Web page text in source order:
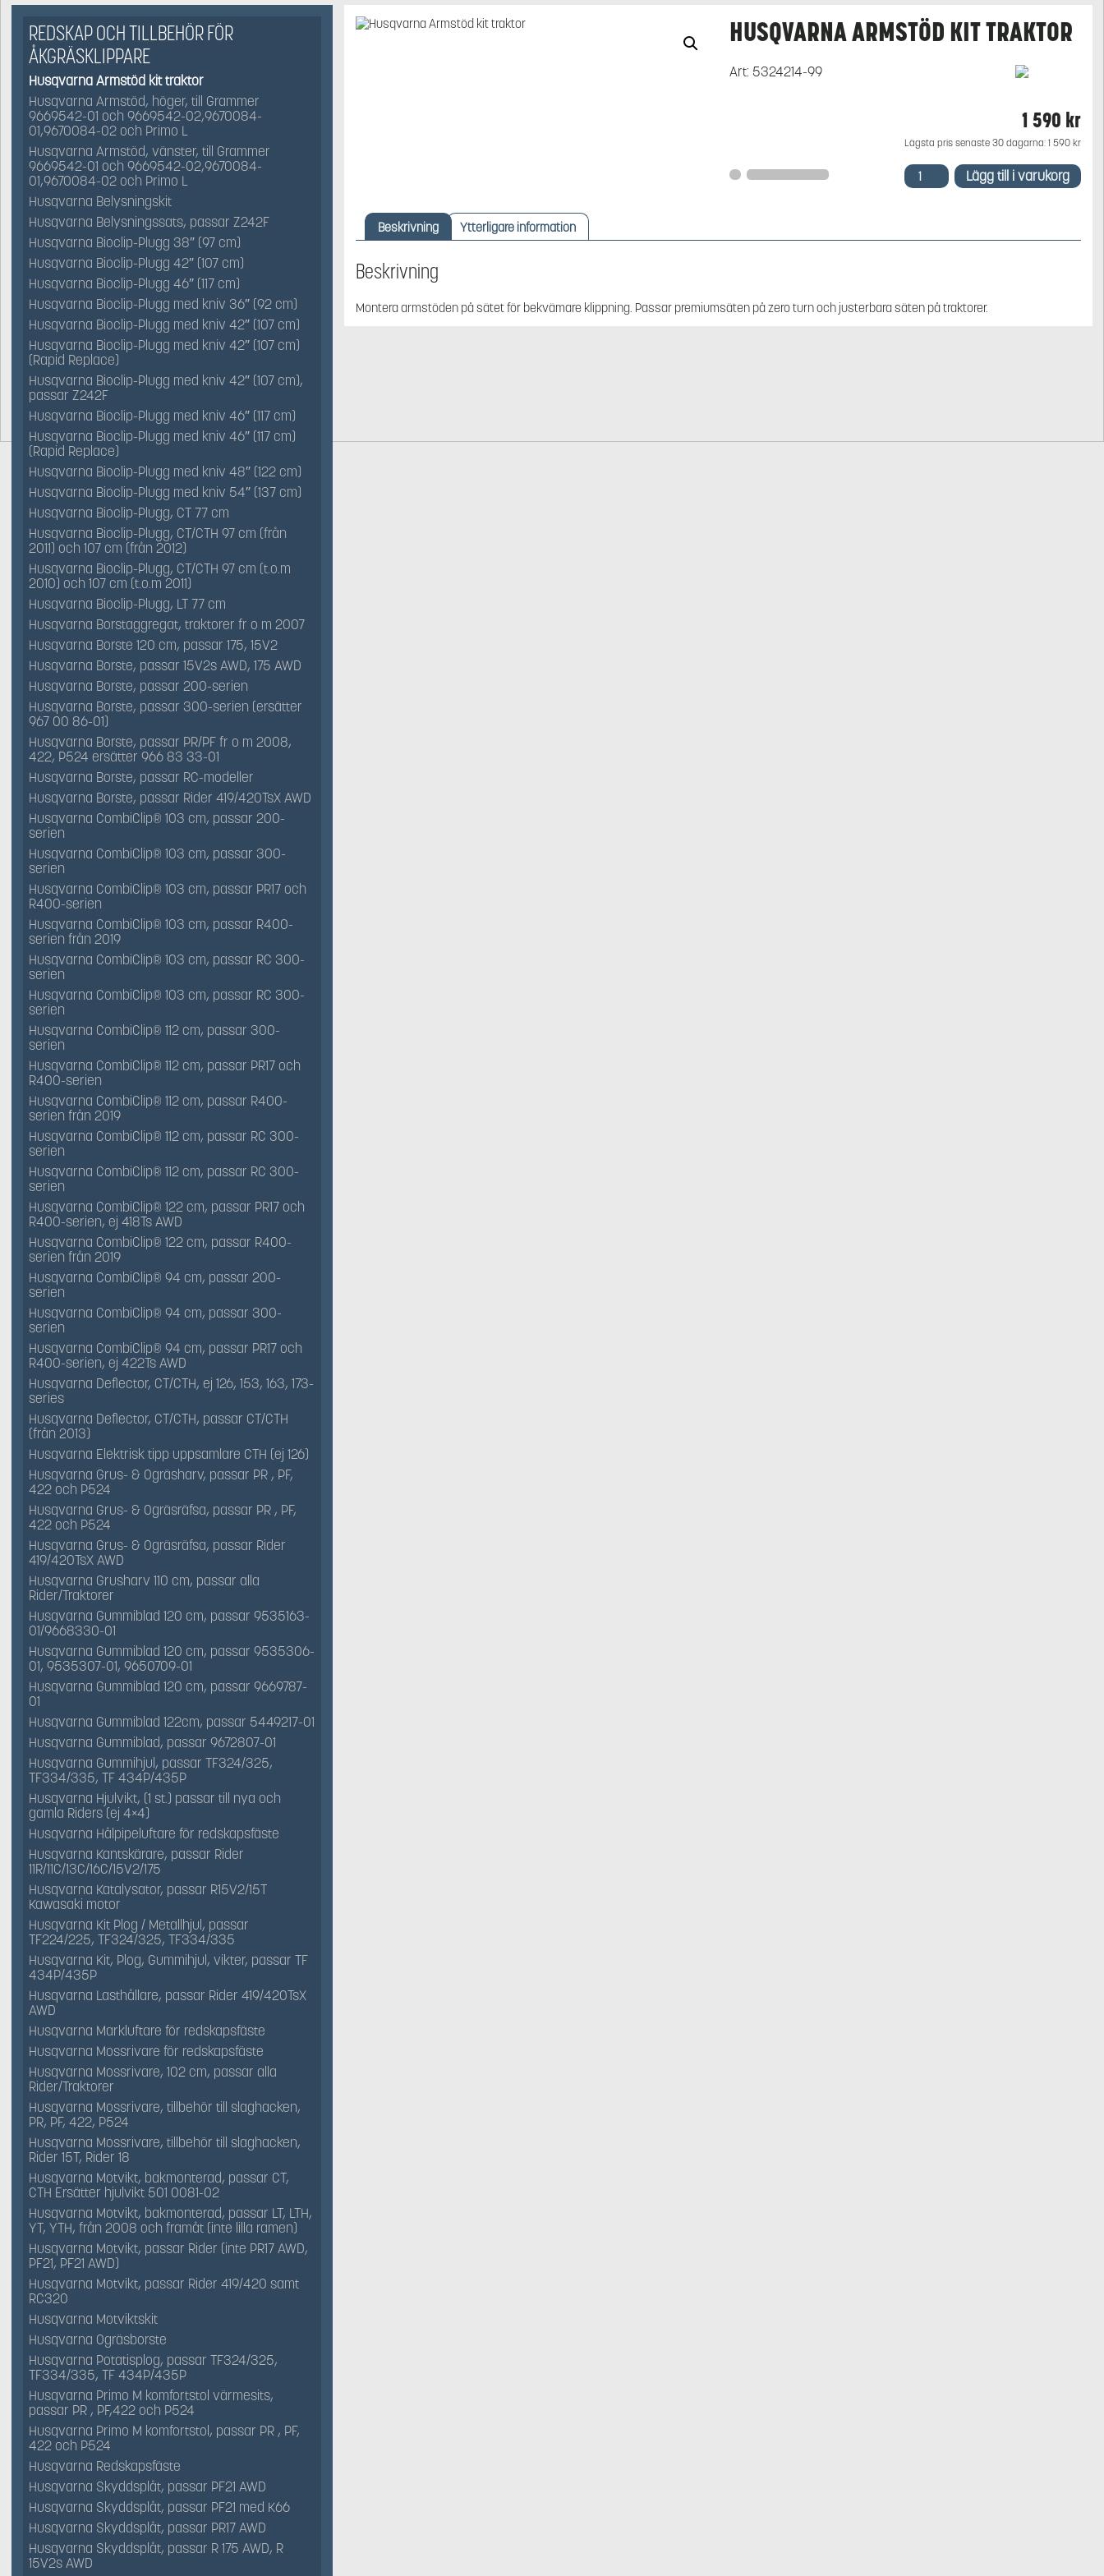
REDSKAP OCH TILLBEHÖR FÖR
ÅKGRÄSKLIPPARE
Husqvarna Armstöd kit traktor
Husqvarna Armstöd, höger, till Grammer
9669542-01 och 9669542-02,9670084-
01,9670084-02 och Primo L
Husqvarna Armstöd, vänster, till Grammer
9669542-01 och 9669542-02,9670084-
01,9670084-02 och Primo L
Husqvarna Belysningskit
Husqvarna Belysningssats, passar Z242F
Husqvarna Bioclip-Plugg 38″ (97 cm)
Husqvarna Bioclip-Plugg 42″ (107 cm)
Husqvarna Bioclip-Plugg 46″ (117 cm)
Husqvarna Bioclip-Plugg med kniv 36″ (92 cm)
Husqvarna Bioclip-Plugg med kniv 42″ (107 cm)
Husqvarna Bioclip-Plugg med kniv 42″ (107 cm)
(Rapid Replace)
Husqvarna Bioclip-Plugg med kniv 42″ (107 cm),
passar Z242F
Husqvarna Bioclip-Plugg med kniv 46″ (117 cm)
Husqvarna Bioclip-Plugg med kniv 46″ (117 cm)
(Rapid Replace)
Husqvarna Bioclip-Plugg med kniv 48″ (122 cm)
Husqvarna Bioclip-Plugg med kniv 54″ (137 cm)
Husqvarna Bioclip-Plugg, CT 77 cm
Husqvarna Bioclip-Plugg, CT/CTH 97 cm (från
2011) och 107 cm (från 2012)
Husqvarna Bioclip-Plugg, CT/CTH 97 cm (t.o.m
2010) och 107 cm (t.o.m 2011)
Husqvarna Bioclip-Plugg, LT 77 cm
Husqvarna Borstaggregat, traktorer fr o m 2007
Husqvarna Borste 120 cm, passar 175, 15V2
Husqvarna Borste, passar 15V2s AWD, 175 AWD
Husqvarna Borste, passar 200-serien
Husqvarna Borste, passar 300-serien (ersätter
967 00 86-01)
Husqvarna Borste, passar PR/PF fr o m 2008,
422, P524 ersätter 966 83 33-01
Husqvarna Borste, passar RC-modeller
Husqvarna Borste, passar Rider 419/420TsX AWD
Husqvarna CombiClip® 103 cm, passar 200-
serien
Husqvarna CombiClip® 103 cm, passar 300-
serien
Husqvarna CombiClip® 103 cm, passar PR17 och
R400-serien
Husqvarna CombiClip® 103 cm, passar R400-
serien från 2019
Husqvarna CombiClip® 103 cm, passar RC 300-
serien
Husqvarna CombiClip® 103 cm, passar RC 300-
serien
Husqvarna CombiClip® 112 cm, passar 300-
serien
Husqvarna CombiClip® 112 cm, passar PR17 och
R400-serien
Husqvarna CombiClip® 112 cm, passar R400-
serien från 2019
Husqvarna CombiClip® 112 cm, passar RC 300-
serien
Husqvarna CombiClip® 112 cm, passar RC 300-
serien
Husqvarna CombiClip® 122 cm, passar PR17 och
R400-serien, ej 418Ts AWD
Husqvarna CombiClip® 122 cm, passar R400-
serien från 2019
Husqvarna CombiClip® 94 cm, passar 200-
serien
Husqvarna CombiClip® 94 cm, passar 300-
serien
Husqvarna CombiClip® 94 cm, passar PR17 och
R400-serien, ej 422Ts AWD
Husqvarna Deflector, CT/CTH, ej 126, 153, 163, 173-
series
Husqvarna Deflector, CT/CTH, passar CT/CTH
(från 2013)
Husqvarna Elektrisk tipp uppsamlare CTH (ej 126)
Husqvarna Grus- & Ogräsharv, passar PR , PF,
422 och P524
Husqvarna Grus- & Ogräsräfsa, passar PR , PF,
422 och P524
Husqvarna Grus- & Ogräsräfsa, passar Rider
419/420TsX AWD
Husqvarna Grusharv 110 cm, passar alla
Rider/Traktorer
Husqvarna Gummiblad 120 cm, passar 9535163-
01/9668330-01
Husqvarna Gummiblad 120 cm, passar 9535306-
01, 9535307-01, 9650709-01
Husqvarna Gummiblad 120 cm, passar 9669787-
01
Husqvarna Gummiblad 122cm, passar 5449217-01
Husqvarna Gummiblad, passar 9672807-01
Husqvarna Gummihjul, passar TF324/325,
TF334/335, TF 434P/435P
Husqvarna Hjulvikt, (1 st.) passar till nya och
gamla Riders (ej 4×4)
Husqvarna Hålpipeluftare för redskapsfäste
Husqvarna Kantskärare, passar Rider
11R/11C/13C/16C/15V2/175
Husqvarna Katalysator, passar R15V2/15T
Kawasaki motor
Husqvarna Kit Plog / Metallhjul, passar
TF224/225, TF324/325, TF334/335
Husqvarna Kit, Plog, Gummihjul, vikter, passar TF
434P/435P
Husqvarna Lasthållare, passar Rider 419/420TsX
AWD
Husqvarna Markluftare för redskapsfäste
Husqvarna Mossrivare för redskapsfäste
Husqvarna Mossrivare, 102 cm, passar alla
Rider/Traktorer
Husqvarna Mossrivare, tillbehör till slaghacken,
PR, PF, 422, P524
Husqvarna Mossrivare, tillbehör till slaghacken,
Rider 15T, Rider 18
Husqvarna Motvikt, bakmonterad, passar CT,
CTH Ersätter hjulvikt 501 0081-02
Husqvarna Motvikt, bakmonterad, passar LT, LTH,
YT, YTH, från 2008 och framåt (inte lilla ramen)
Husqvarna Motvikt, passar Rider (inte PR17 AWD,
PF21, PF21 AWD)
Husqvarna Motvikt, passar Rider 419/420 samt
RC320
Husqvarna Motviktskit
Husqvarna Ogräsborste
Husqvarna Potatisplog, passar TF324/325,
TF334/335, TF 434P/435P
Husqvarna Primo M komfortstol värmesits,
passar PR , PF,422 och P524
Husqvarna Primo M komfortstol, passar PR , PF,
422 och P524
Husqvarna Redskapsfäste
Husqvarna Skyddsplåt, passar PF21 AWD
Husqvarna Skyddsplåt, passar PF21 med K66
Husqvarna Skyddsplåt, passar PR17 AWD
Husqvarna Skyddsplåt, passar R 175 AWD, R
15V2s AWD
HUSQVARNA ARMSTÖD KIT TRAKTOR
Art: 5324214-99
1 590 kr
Lägsta pris senaste 30 dagarna: 1 590 kr
Husqvarna
Armstöd Lägg till i varukorg
Beskrivning Ytterligare information
Beskrivning
Montera armstöden på sätet för bekvämare klippning. Passar premiumsäten på zero turn och justerbara säten på traktorer.